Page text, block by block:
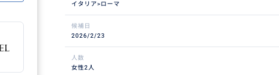
イタリア>ローマ
候補日
2026/2/23
人数
女性2人